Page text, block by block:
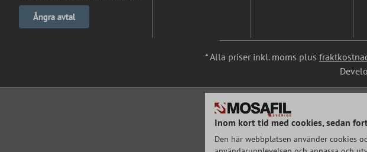
Ångra avtal
* Alla priser inkl. moms plus
Inom kort tid med cookies, sedan
Den här webbplatsen använder cookies